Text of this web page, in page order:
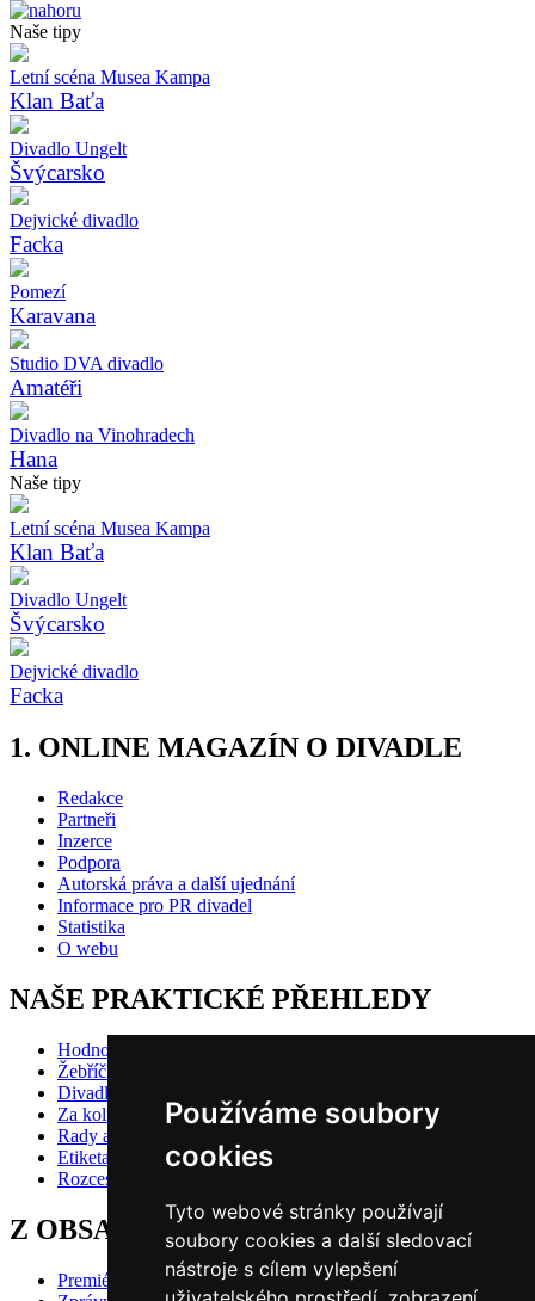
Používáme soubory
cookies
Tyto webové stránky používají
soubory cookies a další sledovací
nástroje s cílem vylepšení
Naše tipy
Letní scéna Musea Kampa
Klan Baťa
Divadlo Ungelt
Švýcarsko
Dejvické divadlo
Facka
Pomezí
Karavana
Studio DVA divadlo
Amatéři
Divadlo na Vinohradech
Hana
Naše tipy
Letní scéna Musea Kampa
Klan Baťa
Divadlo Ungelt
Švýcarsko
Dejvické divadlo
Facka
1. ONLINE MAGAZÍN O DIVADLE
Redakce
Partneři
Inzerce
Podpora
Autorská práva a další ujednání
Informace pro PR divadel
Statistika
O webu
NAŠE PRAKTICKÉ PŘEHLEDY
Hodnocení inscenací
Žebříčky
Divadlo pro děti
Za kolik do divadla?
Rady a doporučení
Etiketa?
Rozcestník
Z OBSAHU VYBÍRÁME
Premiéry